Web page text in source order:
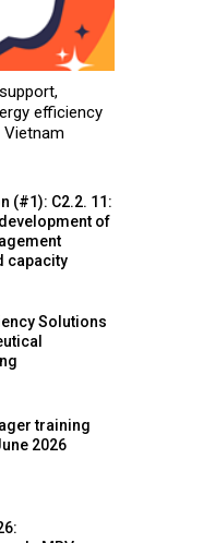
efficiency
(#1): C2.2. 11:
of
capacity
Solutions
training
2026